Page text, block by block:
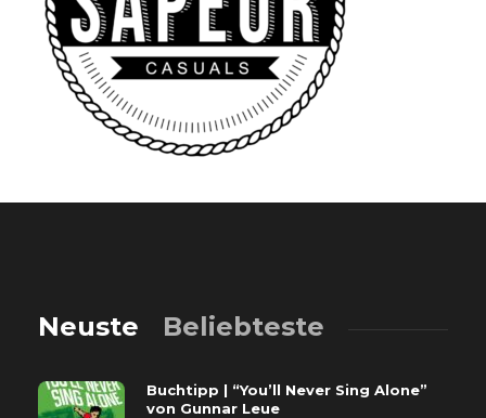
Neuste Beliebteste
Buchtipp | “You’ll Never Sing Alone”
von Gunnar Leue